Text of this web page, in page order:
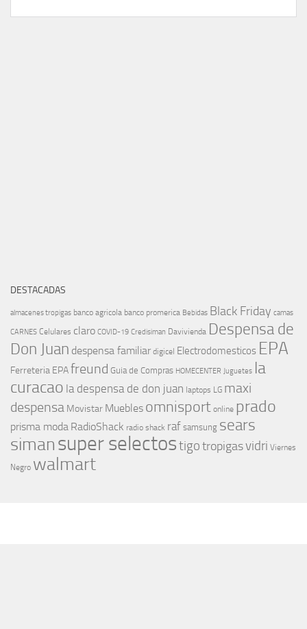
DESTACADAS
almacenes tropigas banco agricola banco promerica Bebidas Black Friday camas
CARNES Celulares claro COVID-19 Credisiman Davivienda Despensa de
Don Juan despensa familiar digicel Electrodomesticos EPA
Ferreteria EPAfreund Guia de Compras HOMECENTER Juguetes la
curacao la despensa de don juan laptops LG maxi
despensa Movistar Muebles omnisport online prado
prisma moda RadioShack radio shack raf samsung sears
simansuper selectostigotropigasvidri Viernes
Negro walmart